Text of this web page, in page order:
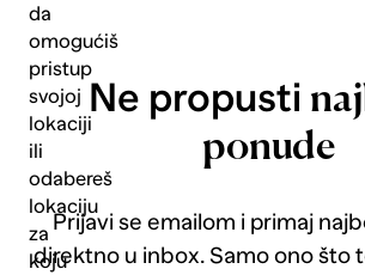
da
omogućiš
pristup
svojoj
lokaciji
ili
odabereš
lokaciju
za
koju
Ne propusti
ponude
Prijavi se emailom i primaj
direktno u inbox. Samo ono što